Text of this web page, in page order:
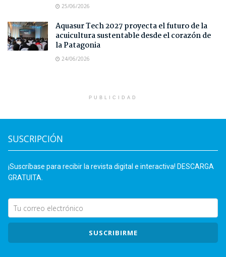
25/06/2026
Aquasur Tech 2027 proyecta el futuro de la
acuicultura sustentable desde el corazón de
la Patagonia
24/06/2026
PUBLICIDAD
SUSCRIPCIÓN
¡Suscríbase para recibir la revista digital e interactiva! DESCARGA
GRATUITA.
SUSCRIBIRME